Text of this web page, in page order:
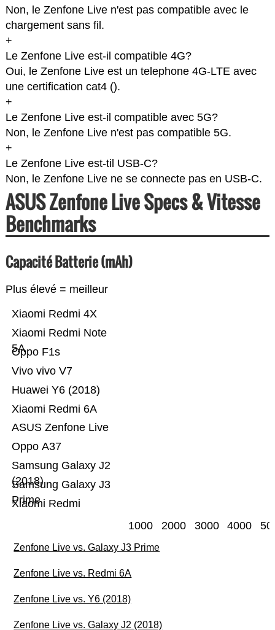
Non, le Zenfone Live n'est pas compatible avec le
chargement sans fil.
+
Le Zenfone Live est-il compatible 4G?
Oui, le Zenfone Live est un telephone 4G-LTE avec
une certification cat4 ().
+
Le Zenfone Live est-il compatible avec 5G?
Non, le Zenfone Live n'est pas compatible 5G.
+
Le Zenfone Live est-til USB-C?
Non, le Zenfone Live ne se connecte pas en USB-C.
ASUS Zenfone Live Specs & Vitesse
Benchmarks
Capacité Batterie (mAh)
Plus élevé = meilleur
Xiaomi Redmi
Samsung Galaxy J3
Prime
Samsung Galaxy J2
(2018)
Oppo A37
ASUS Zenfone Live
Xiaomi Redmi 6A
Huawei Y6 (2018)
Vivo vivo V7
Oppo F1s
Xiaomi Redmi Note
5A
Xiaomi Redmi 4X
1000 2000 3000 4000
Zenfone Live vs. Galaxy J3 Prime
Zenfone Live vs. Redmi 6A
Zenfone Live vs. Y6 (2018)
Zenfone Live vs. Galaxy J2 (2018)